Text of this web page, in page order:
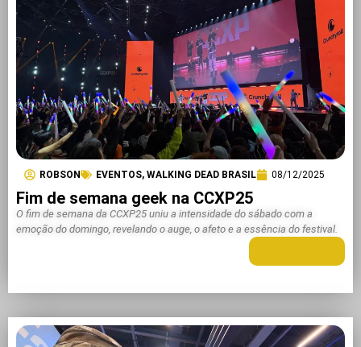
ROBSON EVENTOS, WALKING DEAD BRASIL 08/12/2025
Fim de semana geek na CCXP25
O fim de semana da CCXP25 uniu a intensidade do sábado com a
emoção do domingo, revelando o auge, o afeto e a essência do festival.